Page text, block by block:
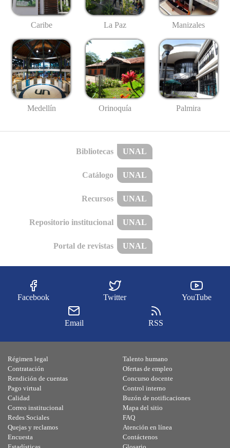
Caribe La Paz Manizales
Medellín Orinoquía Palmira
Bibliotecas UNAL
Catálogo UNAL
Recursos UNAL
Repositorio institucional UNAL
Portal de revistas UNAL
Facebook Twitter YouTube
Email RSS
Régimen legal
Contratación
Rendición de cuentas
Pago virtual
Calidad
Talento humano
Ofertas de empleo
Concurso docente
Control interno
Buzón de notificaciones
Correo institucional
Redes Sociales
Quejas y reclamos
Encuesta
Mapa del sitio
FAQ
Atención en línea
Contáctenos